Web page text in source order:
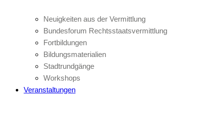
Neuigkeiten aus der Vermittlung
Bundesforum Rechtsstaatsvermittlung
Fortbildungen
Bildungsmaterialien
Stadtrundgänge
Workshops
Veranstaltungen